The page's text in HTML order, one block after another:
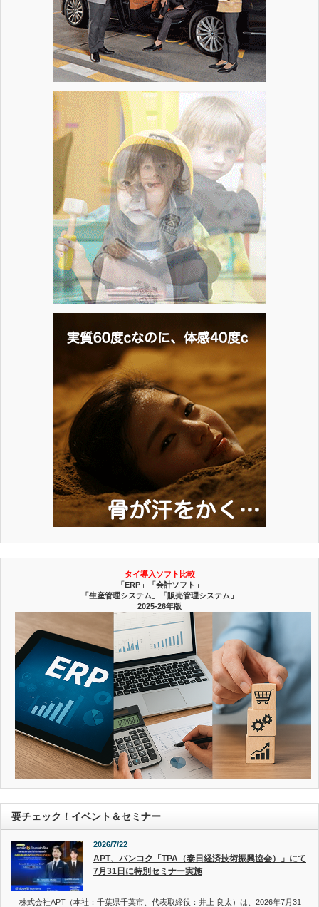
タイ導入ソフト比較
「ERP」「会計ソフト」
「生産管理システム」「販売管理システム」
2025-26年版
要チェック！イベント＆セミナー
2026/7/22
APT、バンコク「TPA（泰日経済技術振興協会）」にて
7月31日に特別セミナー実施
株式会社APT（本社：千葉県千葉市、代表取締役：井上 良太）は、2026年7月31